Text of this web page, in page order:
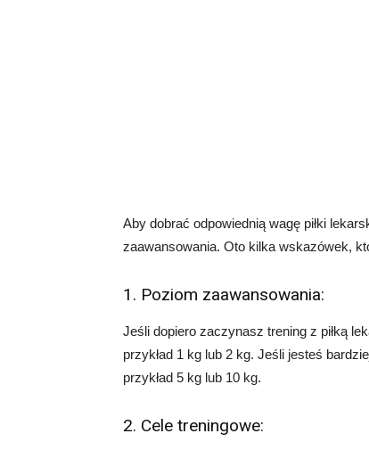
Aby dobrać odpowiednią wagę piłki
zaawansowania. Oto kilka wskazówek,
1. Poziom zaawansowania:
Jeśli dopiero zaczynasz trening z piłką
przykład 1 kg lub 2 kg. Jeśli jesteś
przykład 5 kg lub 10 kg.
2. Cele treningowe: